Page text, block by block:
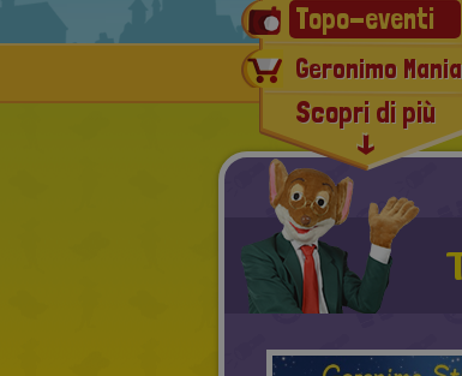
Topo-eventi
Geronimo Mania
E-book & Audiolibri
Ultimissime novità
Scopri di più